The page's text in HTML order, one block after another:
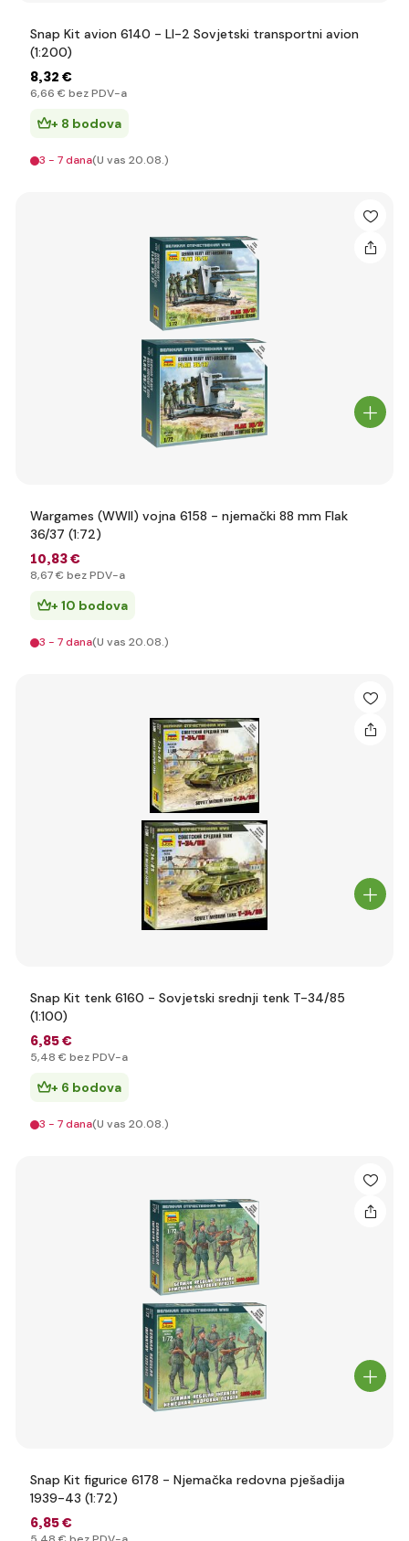
Snap Kit avion 6140 - LI-2 Sovjetski transportni avion
(1:200)
8,32 €
6,66 € bez PDV-a
+ 8 bodova
3 - 7 dana(U vas 20.08.)
Wargames (WWII) vojna 6158 - njemački 88 mm Flak
36/37 (1:72)
10,83 €
8,67 € bez PDV-a
+ 10 bodova
3 - 7 dana(U vas 20.08.)
Snap Kit tenk 6160 - Sovjetski srednji tenk T-34/85
(1:100)
6,85 €
5,48 € bez PDV-a
+ 6 bodova
3 - 7 dana(U vas 20.08.)
Snap Kit figurice 6178 - Njemačka redovna pješadija
1939-43 (1:72)
6,85 €